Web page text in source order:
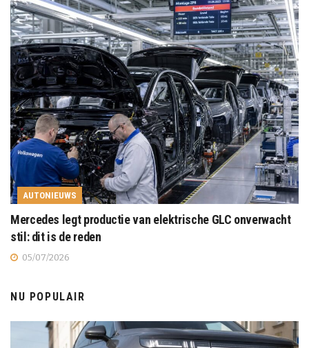
AUTONIEUWS
Mercedes legt productie van elektrische GLC onverwacht
stil: dit is de reden
05/07/2026
NU POPULAIR